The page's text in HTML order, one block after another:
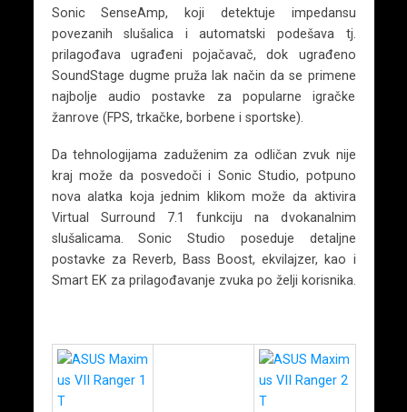
Sonic SenseAmp, koji detektuje impedansu
povezanih slušalica i automatski podešava tj.
prilagođava ugrađeni pojačavač, dok ugrađeno
SoundStage dugme pruža lak način da se primene
najbolje audio postavke za popularne igračke
žanrove (FPS, trkačke, borbene i sportske).
Da tehnologijama zaduženim za odličan zvuk nije
kraj može da posvedoči i Sonic Studio, potpuno
nova alatka koja jednim klikom može da aktivira
Virtual Surround 7.1 funkciju na dvokanalnim
slušalicama. Sonic Studio poseduje detaljne
postavke za Reverb, Bass Boost, ekvilajzer, kao i
Smart EK za prilagođavanje zvuka po želji korisnika.